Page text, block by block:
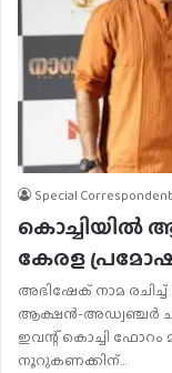
Special Correspondent
കൊച്ചിയില്‍
കേരള
അഭിഷേക് നാമ
ആക്ഷന്‍-അഡ്വഞ്ചര്‍
ഇവന്റ് കൊച്ചി
നൂറുകണക്കിന്…